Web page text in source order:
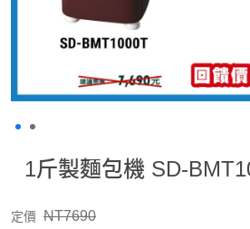
1斤製麵包機 SD-
定價 NT7690